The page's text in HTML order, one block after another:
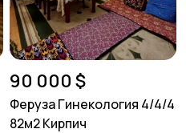
90 000 $
Феруза Гинекология 4/4/4
82м2 Кирпич